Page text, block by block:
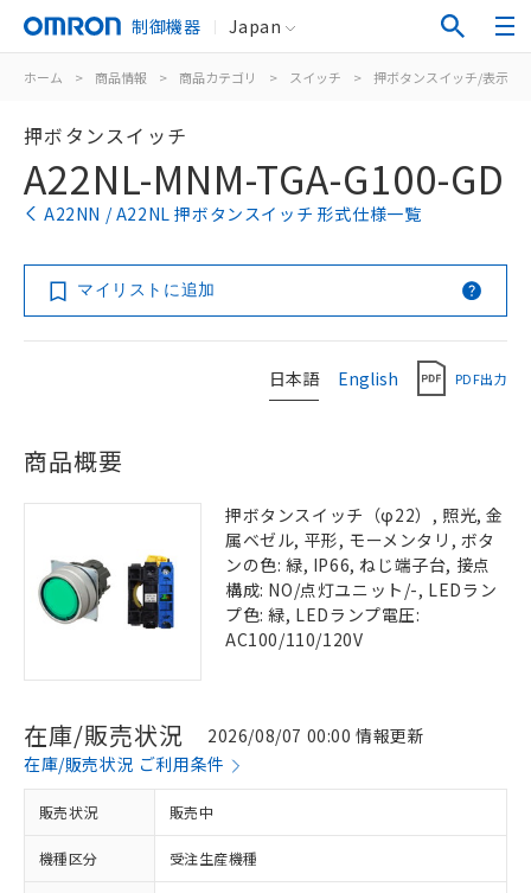
制御機器 Japan
ホーム > 商品情報 > 商品カテゴリ > スイッチ > 押ボタンスイッチ/表示灯
押ボタンスイッチ
A22NL-MNM-TGA-G100-GD
A22NN / A22NL 押ボタンスイッチ 形式仕様一覧
マイリストに追加
日本語 English PDF出力
商品概要
押ボタンスイッチ（φ22）, 照光, 金
属ベゼル, 平形, モーメンタリ, ボタ
ンの色: 緑, IP66, ねじ端子台, 接点
構成: NO/点灯ユニット/-, LEDラン
プ色: 緑, LEDランプ電圧:
AC100/110/120V
在庫/販売状況
2026/08/07 00:00 情報更新
在庫/販売状況 ご利用条件
販売状況 販売中
機種区分 受注生産機種